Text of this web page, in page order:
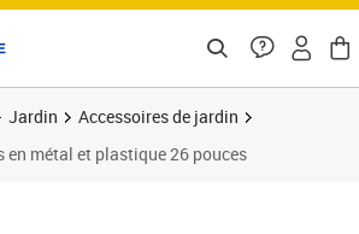
Jardin
Accessoires de jardin
métal et plastique 26 pouces